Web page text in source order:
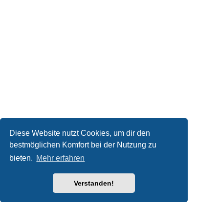
Diese Website nutzt Cookies, um dir den
bestmöglichen Komfort bei der Nutzung zu
bieten. Mehr erfahren
Verstanden!